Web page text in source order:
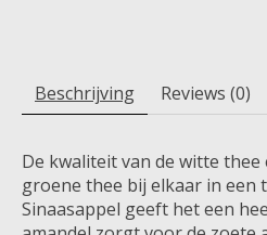
Beschrijving Reviews (0)
De kwaliteit van de witte thee
groene thee bij elkaar in een
Sinaasappel geeft het een